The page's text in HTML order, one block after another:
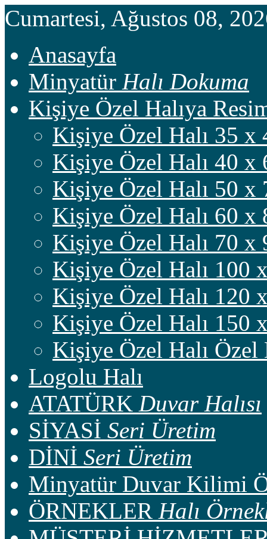
Cumartesi, Ağustos 08,
Anasayfa
Minyatür Halı Dokuma
Kişiye Özel Halıya
Kişiye Özel Halı 35 x
Kişiye Özel Halı 40 x
Kişiye Özel Halı 50 x
Kişiye Özel Halı 60 x
Kişiye Özel Halı 70 x
Kişiye Özel Halı 100
Kişiye Özel Halı 120
Kişiye Özel Halı 150
Kişiye Özel Halı Özel
Logolu Halı
ATATÜRK Duvar Halısı
SİYASİ Seri Üretim
DİNİ Seri Üretim
Minyatür Duvar Kilimi
ÖRNEKLER Halı